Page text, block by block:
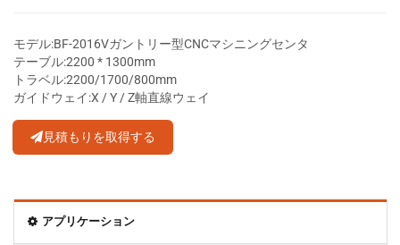
モデル:BF-2016Vガントリー型CNCマシニングセンタ
テーブル:2200 * 1300mm
トラベル:2200/1700/800mm
ガイドウェイ:X / Y / Z軸直線ウェイ
見積もりを取得する
アプリケーション